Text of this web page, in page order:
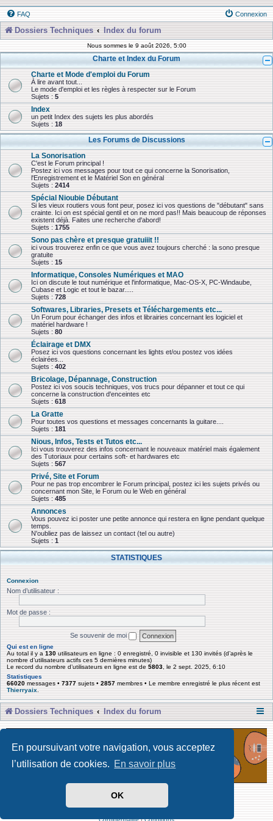
En poursuivant votre navigation, vous acceptez
l’utilisation de cookies. En savoir plus
OK
FAQ Connexion
Dossiers Techniques Index du forum
Nous sommes le 9 août 2026, 5:00
Charte et Index du Forum
Charte et Mode d'emploi du Forum
À lire avant tout...
Le mode d'emploi et les règles à respecter sur le Forum
Sujets : 5
Index
un petit Index des sujets les plus abordés
Sujets : 18
Les Forums de Discussions
La Sonorisation
C'est le Forum principal !
Postez ici vos messages pour tout ce qui concerne la Sonorisation,
l'Enregistrement et le Matériel Son en général
Sujets : 2414
Spécial Nioubie Débutant
Si les vieux routiers vous font peur, posez ici vos questions de "débutant" sans
crainte. Ici on est spécial gentil et on ne mord pas!! Mais beaucoup de réponses
existent déjà. Faites une recherche d'abord!
Sujets : 1755
Sono pas chère et presque gratuiiit !!
ici vous trouverez enfin ce que vous avez toujours cherché : la sono presque
gratuite
Sujets : 15
Informatique, Consoles Numériques et MAO
Ici on discute le tout numérique et l'informatique, Mac-OS-X, PC-Windaube,
Cubase et Logic et tout le bazar.....
Sujets : 728
Softwares, Libraries, Presets et Téléchargements etc...
Un Forum pour échanger des infos et librairies concernant les logiciel et
matériel hardware !
Sujets : 80
Éclairage et DMX
Posez ici vos questions concernant les lights et/ou postez vos idées
éclairées...
Sujets : 402
Bricolage, Dépannage, Construction
Postez ici vos soucis techniques, vos trucs pour dépanner et tout ce qui
concerne la construction d'enceintes etc
Sujets : 618
La Gratte
Pour toutes vos questions et messages concernants la guitare....
Sujets : 181
Nious, Infos, Tests et Tutos etc...
Ici vous trouverez des infos concernant le nouveaux matériel mais également
des Tutoriaux pour certains soft- et hardwares etc
Sujets : 567
Privé, Site et Forum
Pour ne pas trop encombrer le Forum principal, postez ici les sujets privés ou
concernant mon Site, le Forum ou le Web en général
Sujets : 485
Annonces
Vous pouvez ici poster une petite annonce qui restera en ligne pendant quelque
temps.
N'oubliez pas de laissez un contact (tel ou autre)
Sujets : 1
STATISTIQUES
Connexion
Nom d’utilisateur :
Mot de passe :
Se souvenir de moi
Qui est en ligne
Au total il y a 130 utilisateurs en ligne : 0 enregistré, 0 invisible et 130 invités (d’après le
nombre d’utilisateurs actifs ces 5 dernières minutes)
Le record du nombre d’utilisateurs en ligne est de 5803 , le 2 sept. 2025, 6:10
Statistiques
66020 messages • 7377 sujets • 2857 membres • Le membre enregistré le plus récent est
Thierryaix
Dossiers Techniques Index du forum
Développé par Forum Software © phpBB Limited
Traduit par phpBB-fr
Confidentialité|Conditions